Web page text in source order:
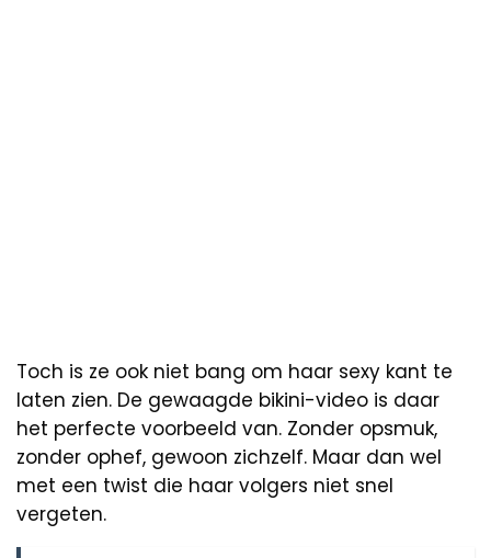
Toch is ze ook niet bang om haar sexy kant te
laten zien. De gewaagde bikini-video is daar
het perfecte voorbeeld van. Zonder opsmuk,
zonder ophef, gewoon zichzelf. Maar dan wel
met een twist die haar volgers niet snel
vergeten.